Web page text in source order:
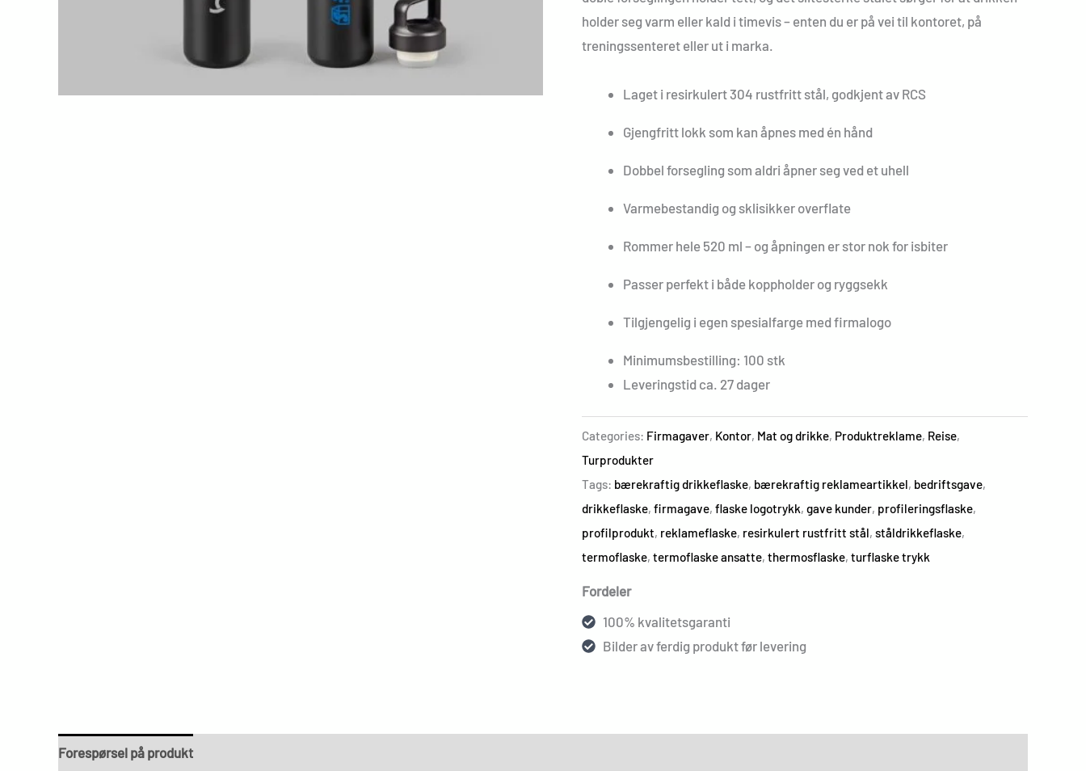
holder seg varm eller kald i timevis – enten du er på vei til kontoret, på
treningssenteret eller ut i marka.
Laget i resirkulert 304 rustfritt stål, godkjent av RCS
Gjengfritt lokk som kan åpnes med én hånd
Dobbel forsegling som aldri åpner seg ved et uhell
Varmebestandig og sklisikker overflate
Rommer hele 520 ml – og åpningen er stor nok for isbiter
Passer perfekt i både koppholder og ryggsekk
Tilgjengelig i egen spesialfarge med firmalogo
Minimumsbestilling: 100 stk
Leveringstid ca. 27 dager
Categories: Firmagaver, Kontor, Mat og drikke, Produktreklame, Reise,
Turprodukter
Tags: bærekraftig drikkeflaske, bærekraftig reklameartikkel, bedriftsgave,
drikkeflaske, firmagave, flaske logotrykk, gave kunder, profileringsflaske,
profilprodukt, reklameflaske, resirkulert rustfritt stål, ståldrikkeflaske,
termoflaske, termoflaske ansatte, thermosflaske, turflaske trykk
Fordeler
100% kvalitetsgaranti
Bilder av ferdig produkt før levering
Forespørsel på produkt